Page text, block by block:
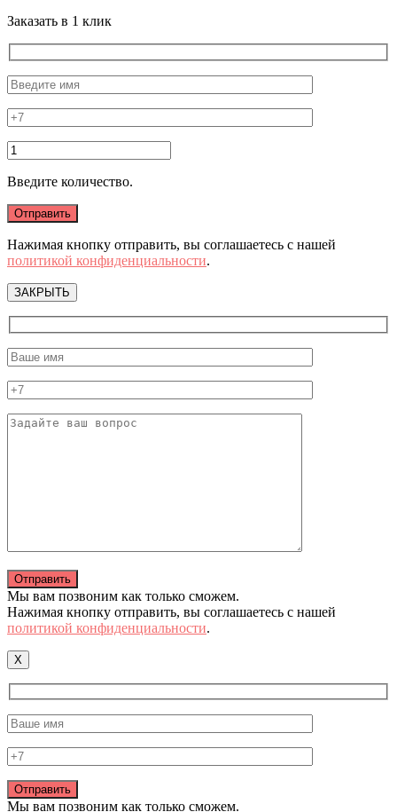
Заказать в 1 клик
Введите количество.
Нажимая кнопку отправить, вы соглашаетесь с нашей
политикой конфиденциальности.
ЗАКРЫТЬ
Мы вам позвоним как только сможем.
Нажимая кнопку отправить, вы соглашаетесь с нашей
политикой конфиденциальности.
X
Мы вам позвоним как только сможем.